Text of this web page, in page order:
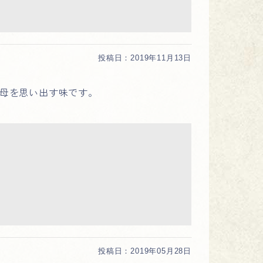
投稿日：2019年11月13日
思い出す味です。
投稿日：2019年05月28日